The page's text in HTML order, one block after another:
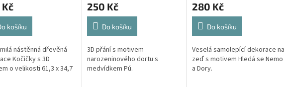
košíku
nástěnná dřevěná
Kočičky s 3D
o velikosti 61,3 x 34,7
250 Kč
Do košíku
3D přání s motivem
narozeninového dortu s
medvídkem Pú.
280 Kč
Do košíku
Veselá samolepící dekorace na
zeď s motivem Hledá se Nemo
a Dory.